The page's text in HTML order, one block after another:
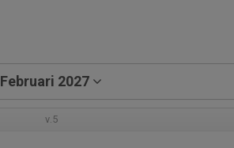
Februari 2027
v.5